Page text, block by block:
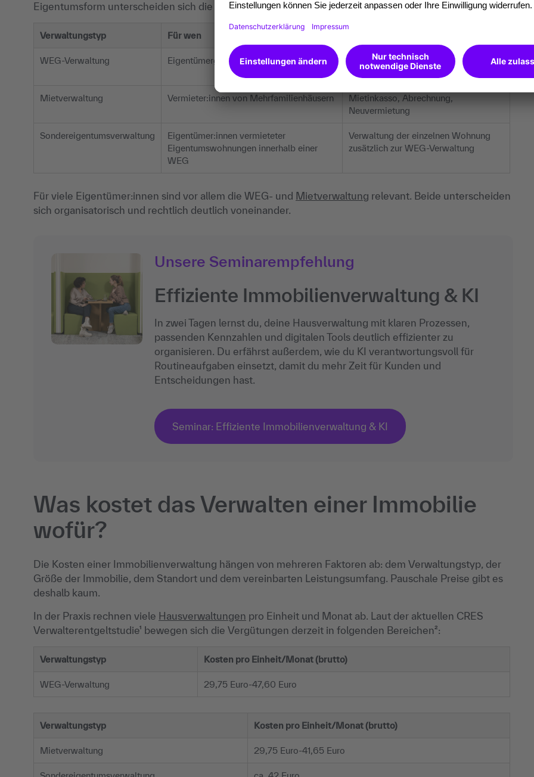
Eigentumsform unterscheiden sich die Aufgaben deutlich:
Verwaltungstyp Für wen
WEG-Verwaltung Eigentümergemeinschaften
Gemeinschaftseigentum,
Versammlungen, Rücklagen
Mietverwaltung Vermieter:innen von Mehrfamilienhäusern
Mietinkasso, Abrechnung,
Neuvermietung
Sondereigentumsverwaltung
Eigentümer:innen vermieteter
Eigentumswohnungen innerhalb einer
WEG
Verwaltung der einzelnen Wohnung
zusätzlich zur WEG-Verwaltung
Für viele Eigentümer:innen sind vor allem die WEG- und Mietverwaltung relevant. Beide unterscheiden
sich organisatorisch und rechtlich deutlich voneinander.
Unsere Seminarempfehlung
Effiziente Immobilienverwaltung & KI
In zwei Tagen lernst du, deine Hausverwaltung mit klaren Prozessen,
passenden Kennzahlen und digitalen Tools deutlich effizienter zu
organisieren. Du erfährst außerdem, wie du KI verantwortungsvoll für
Routineaufgaben einsetzt, damit du mehr Zeit für Kunden und
Entscheidungen hast.
Seminar: Effiziente Immobilienverwaltung & KI
Was kostet das Verwalten einer Immobilie
wofür?
Die Kosten einer Immobilienverwaltung hängen von mehreren Faktoren ab: dem Verwaltungstyp, der
Größe der Immobilie, dem Standort und dem vereinbarten Leistungsumfang. Pauschale Preise gibt es
deshalb kaum.
In der Praxis rechnen viele Hausverwaltungen pro Einheit und Monat ab. Laut der aktuellen CRES
Verwalterentgeltstudie¹ bewegen sich die Vergütungen derzeit in folgenden Bereichen²:
Verwaltungstyp Kosten pro Einheit/Monat (brutto)
WEG-Verwaltung 29,75 Euro-47,60 Euro
Verwaltungstyp Kosten pro Einheit/Monat (brutto)
Mietverwaltung 29,75 Euro-41,65 Euro